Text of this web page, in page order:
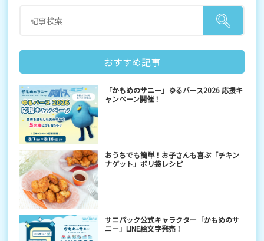
おすすめ記事
「かもめのサニー」ゆるバース2026 応援キ
ャンペーン開催！
おうちでも簡単！お子さんも喜ぶ「チキン
ナゲット」ポリ袋レシピ
サニパック公式キャラクター「かもめのサ
ニー」LINE絵文字発売！